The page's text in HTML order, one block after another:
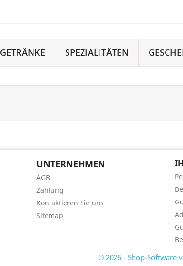
GETRÄNKE SPEZIALITÄTEN
UNTERNEHMEN
AGB
Zahlung
Kontaktieren Sie uns
Sitemap
© 2026 - Shop-Software